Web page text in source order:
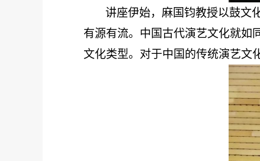
讲座伊始，麻国钧教授以鼓文
有源有流。中国古代演艺文化就如
文化类型。对于中国的传统演艺文